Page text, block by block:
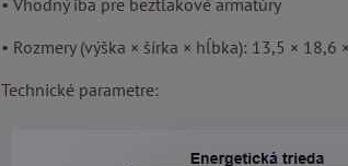
• Vhodný iba pre beztlakové armatúry
• Rozmery (výška × šírka × hĺbka): 13,5 × 18,6
Technické parametre: